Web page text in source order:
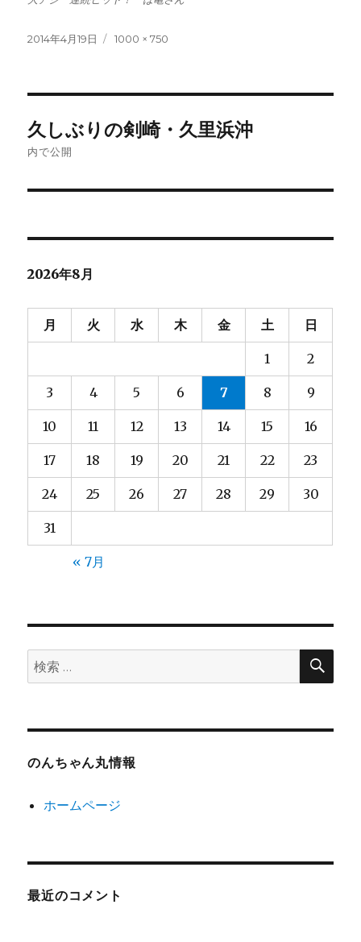
投
2014年4月19日
フ
1000 × 750
稿
ゲ
ー
シ
ョ
ン
久しぶりの剣崎・久里浜沖
内で公開
2026年8月
月 火 水 木 金 土 日
1 2
3 4 5 6 7 8 9
10 11 12 13 14 15 16
17 18 19 20 21 22 23
24 25 26 27 28 29 30
31
« 7月
検
索:
検
のんちゃん丸情報
ホームページ
最近のコメント